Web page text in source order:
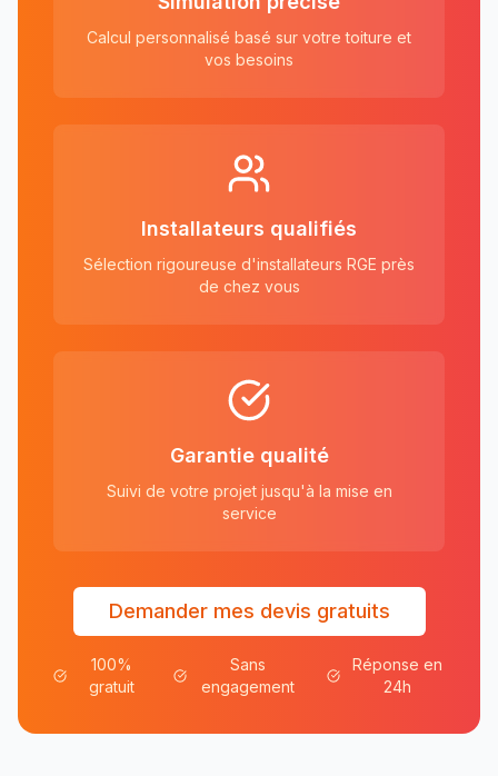
Calcul personnalisé basé sur votre toiture et
vos besoins
Installateurs qualifiés
Sélection rigoureuse d'installateurs RGE près
de chez vous
Garantie qualité
Suivi de votre projet jusqu'à la mise en
service
Demander mes devis gratuits
100%
gratuit
Sans
engagement
Réponse en
24h